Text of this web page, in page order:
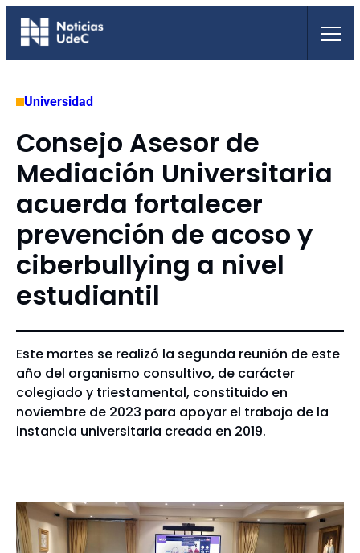
Saltar
Universidad
Consejo Asesor de
Mediación Universitaria
acuerda fortalecer
prevención de acoso y
ciberbullying a nivel
estudiantil
Este martes se realizó la segunda reunión de este
año del organismo consultivo, de carácter
colegiado y triestamental, constituido en
noviembre de 2023 para apoyar el trabajo de la
instancia universitaria creada en 2019.